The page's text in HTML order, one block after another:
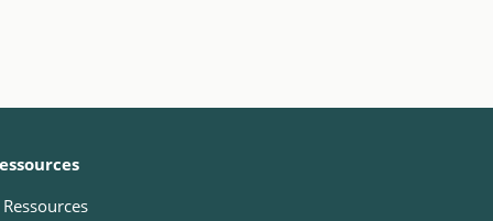
Ressources